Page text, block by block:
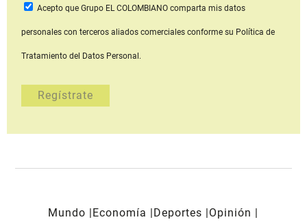
Acepto que Grupo EL COLOMBIANOcomparta mis datos
personales con terceros aliados comerciales conforme su Política de
Tratamiento del Datos Personal.
Mundo Economía Deportes
Opinión